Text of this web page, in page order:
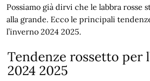
Possiamo già dirvi che le labbra rosse
alla grande. Ecco le principali
l’inverno 2024 2025.
Tendenze rossetto per
2024 2025